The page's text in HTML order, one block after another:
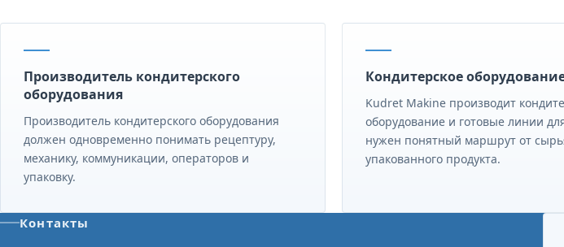
Производитель кондитерского
оборудования
Производитель кондитерского оборудования
должен одновременно понимать рецептуру,
механику, коммуникации, операторов и
упаковку.
Кондитерское
Kudret Makine производит
оборудование и готовые линии
нужен понятный маршрут от
упакованного продукта.
Контакты